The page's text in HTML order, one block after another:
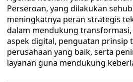
Perseroan, yang dilakukan
meningkatnya peran strategis
dalam mendukung
aspek digital, penguatan prinsip
perusahaan yang baik, serta
layanan guna mendukung